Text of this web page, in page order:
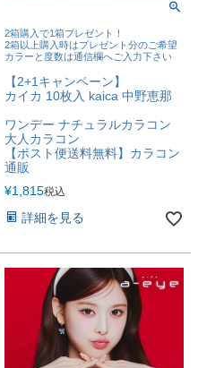
2箱購入で1箱プレゼント！
2箱以上購入時はプレゼント分のご希望
カラーと度数は通信欄へご入力下さい
【2+1キャンペーン】
カイカ 10枚入 kaica 中野恵那
ワンデー ナチュラルカラコン
大人カラコン
【ポスト便送料無料】カラコン
通販
¥1,815税込
詳細を見る